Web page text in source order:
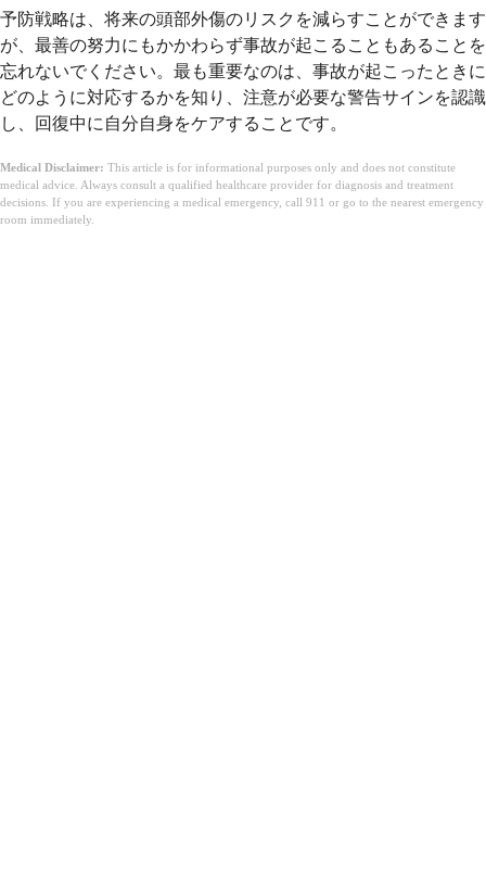
予防戦略は、将来の頭部外傷のリスクを減らすことができます
が、最善の努力にもかかわらず事故が起こることもあることを
忘れないでください。最も重要なのは、事故が起こったときに
どのように対応するかを知り、注意が必要な警告サインを認識
し、回復中に自分自身をケアすることです。
Medical Disclaimer: This article is for informational purposes only and does not constitute
medical advice. Always consult a qualified healthcare provider for diagnosis and treatment
decisions. If you are experiencing a medical emergency, call 911 or go to the nearest emergency
room immediately.